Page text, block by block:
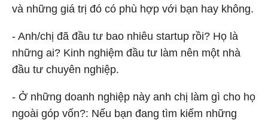
và những giá trị đó có phù hợp với bạn hay không.
- Anh/chị đã đầu tư bao nhiêu startup rồi? Họ là
những ai? Kinh nghiệm đầu tư làm nên một nhà
đầu tư chuyên nghiệp.
- Ở những doanh nghiệp này anh chị làm gì cho họ
ngoài góp vốn?: Nếu bạn đang tìm kiếm những